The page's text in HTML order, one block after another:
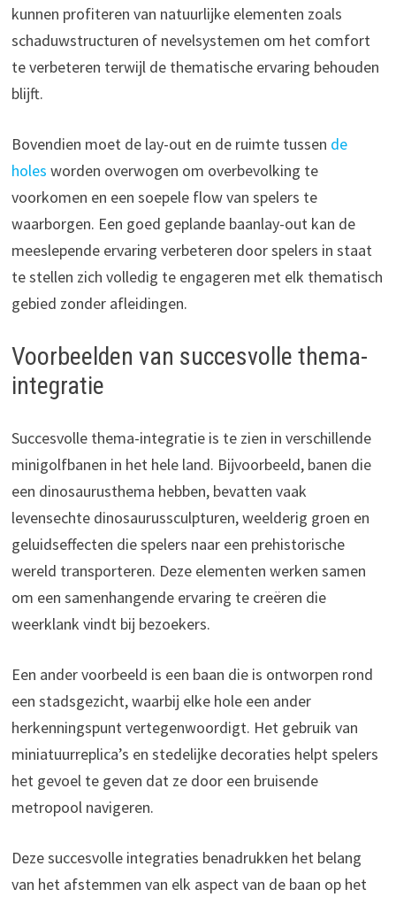
kunnen profiteren van natuurlijke elementen zoals
schaduwstructuren of nevelsystemen om het comfort
te verbeteren terwijl de thematische ervaring behouden
blijft.
Bovendien moet de lay-out en de ruimte tussen de
holes worden overwogen om overbevolking te
voorkomen en een soepele flow van spelers te
waarborgen. Een goed geplande baanlay-out kan de
meeslepende ervaring verbeteren door spelers in staat
te stellen zich volledig te engageren met elk thematisch
gebied zonder afleidingen.
Voorbeelden van succesvolle thema-
integratie
Succesvolle thema-integratie is te zien in verschillende
minigolfbanen in het hele land. Bijvoorbeeld, banen die
een dinosaurusthema hebben, bevatten vaak
levensechte dinosaurussculpturen, weelderig groen en
geluidseffecten die spelers naar een prehistorische
wereld transporteren. Deze elementen werken samen
om een samenhangende ervaring te creëren die
weerklank vindt bij bezoekers.
Een ander voorbeeld is een baan die is ontworpen rond
een stadsgezicht, waarbij elke hole een ander
herkenningspunt vertegenwoordigt. Het gebruik van
miniatuurreplica’s en stedelijke decoraties helpt spelers
het gevoel te geven dat ze door een bruisende
metropool navigeren.
Deze succesvolle integraties benadrukken het belang
van het afstemmen van elk aspect van de baan op het